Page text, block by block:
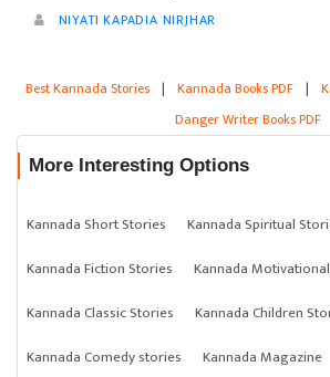
NIYATI KAPADIA NIRJHAR
Best Kannada Stories | Kannada Books PDF |
Danger Writer Books PDF
More Interesting Options
Kannada Short Stories
Kannada Spiritual
Kannada Fiction Stories
Kannada
Kannada Classic Stories
Kannada Children
Kannada Comedy stories
Kannada Magazine